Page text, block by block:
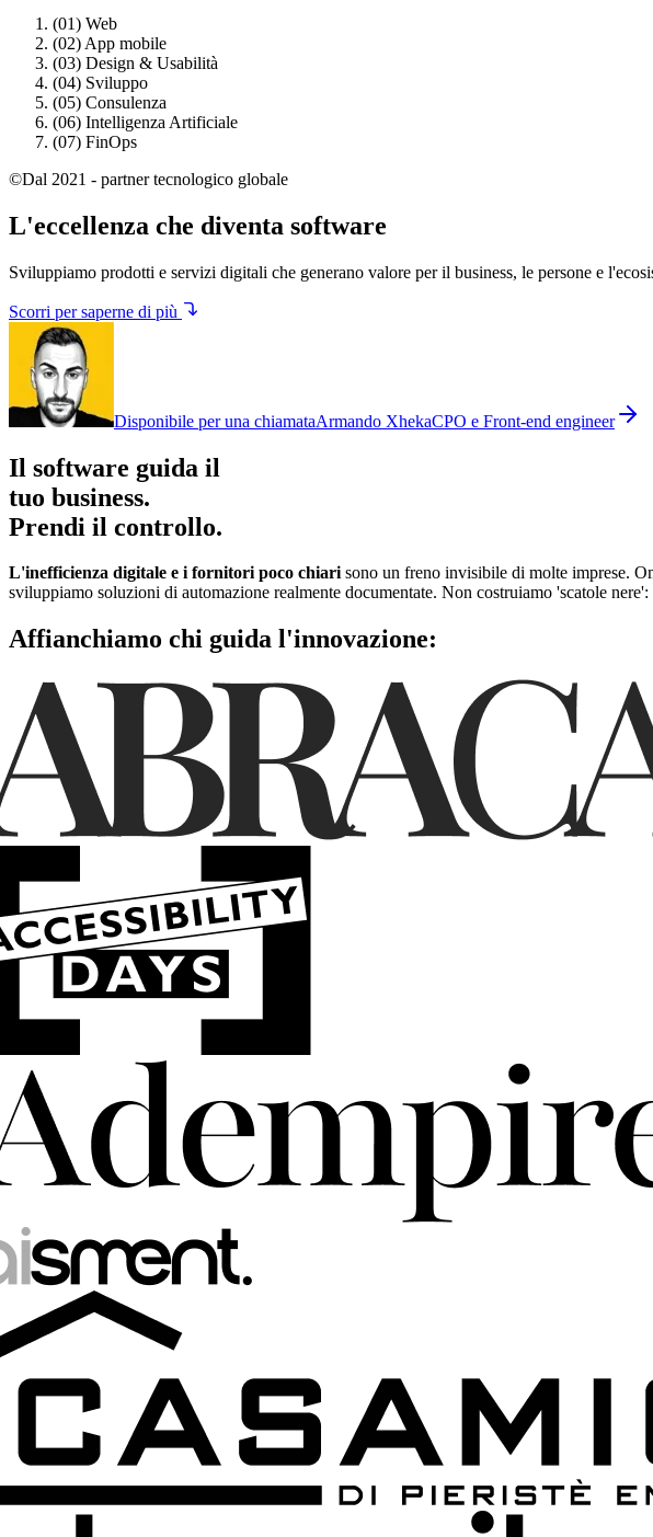
(01) Web
(02) App mobile
(03) Design & Usabilità
(04) Sviluppo
(05) Consulenza
(06) Intelligenza Artificiale
(07) FinOps
©Dal 2021 - partner tecnologico globale
L'eccellenza che diventa software
Sviluppiamo prodotti e servizi digitali che generano valore per il business, le persone e
Scorri per saperne di più
Disponibile per una chiamataArmando XhekaCPO e Front-end engineer
Il software guida il
tuo business.
Prendi il controllo.
L'inefficienza digitale e i fornitori poco chiarisono un freno invisibile di molte imprese.
sviluppiamo soluzioni di automazione realmente documentate. Non costruiamo 'scatole
Affianchiamo chi guida l'innovazione: